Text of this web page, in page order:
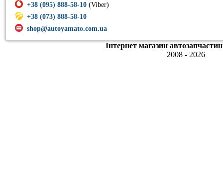
+38 (095) 888-58-10 (Viber)
+38 (073) 888-58-10
shop@autoyamato.com.ua
Інтернет магазин
2008 - 2026